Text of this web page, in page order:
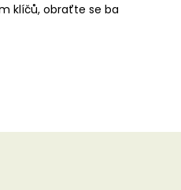
klíčů, obraťte se ba